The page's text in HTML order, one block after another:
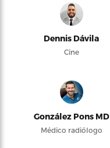
Dennis Dávila
Cine
González Pons MD
Médico radiólogo